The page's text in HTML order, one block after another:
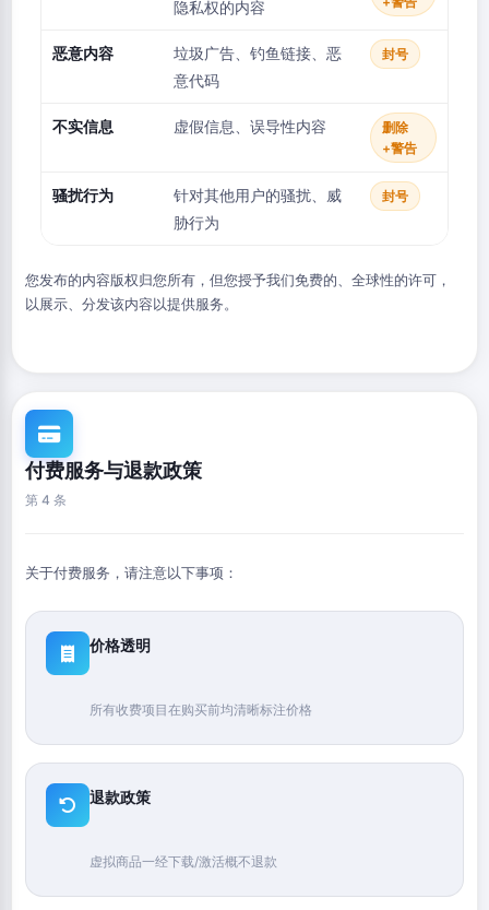
隐私权的内容
恶意内容
垃圾广告、钓鱼链接、恶
意代码
封号
不实信息 虚假信息、误导性内容
删除
+警告
骚扰行为
针对其他用户的骚扰、威
胁行为
封号
您发布的内容版权归您所有，但您授予我们免费的、全球性的许可，
以展示、分发该内容以提供服务。
付费服务与退款政策
第 4 条
关于付费服务，请注意以下事项：
价格透明
所有收费项目在购买前均清晰标注价格
退款政策
虚拟商品一经下载/激活概不退款